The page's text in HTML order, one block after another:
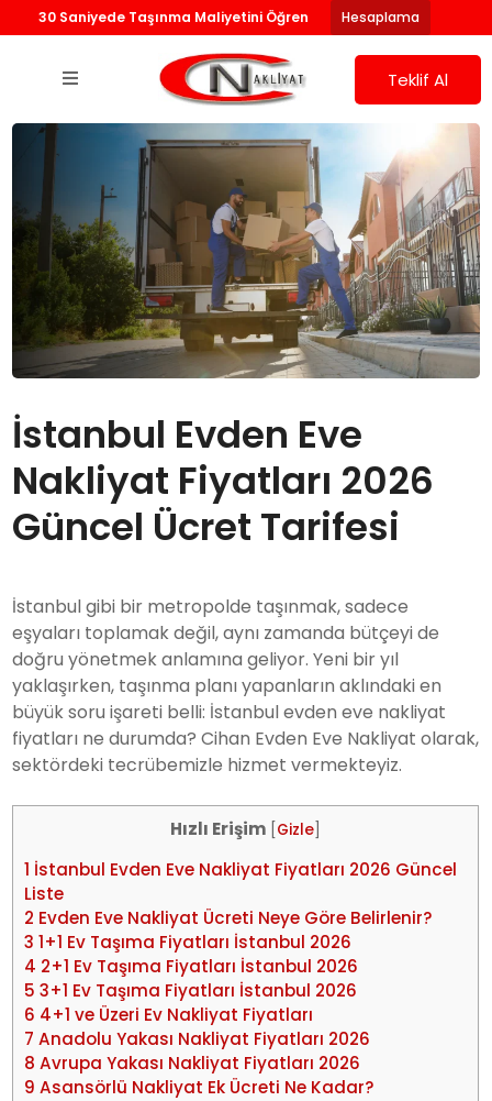
30 Saniyede Taşınma Maliyetini Öğren Hesaplama
Teklif Al
İstanbul Evden Eve
Nakliyat Fiyatları 2026
Güncel Ücret Tarifesi
İstanbul gibi bir metropolde taşınmak, sadece
eşyaları toplamak değil, aynı zamanda bütçeyi de
doğru yönetmek anlamına geliyor. Yeni bir yıl
yaklaşırken, taşınma planı yapanların aklındaki en
büyük soru işareti belli: İstanbul evden eve nakliyat
fiyatları ne durumda? Cihan Evden Eve Nakliyat olarak,
sektördeki tecrübemizle hizmet vermekteyiz.
Hızlı Erişim Gizle
1 İstanbul Evden Eve Nakliyat Fiyatları 2026 Güncel
Liste
2 Evden Eve Nakliyat Ücreti Neye Göre Belirlenir?
3 1+1 Ev Taşıma Fiyatları İstanbul 2026
4 2+1 Ev Taşıma Fiyatları İstanbul 2026
5 3+1 Ev Taşıma Fiyatları İstanbul 2026
6 4+1 ve Üzeri Ev Nakliyat Fiyatları
7 Anadolu Yakası Nakliyat Fiyatları 2026
8 Avrupa Yakası Nakliyat Fiyatları 2026
9 Asansörlü Nakliyat Ek Ücreti Ne Kadar?